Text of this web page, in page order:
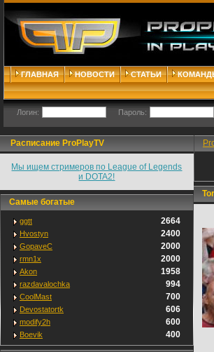
ГЛАВНАЯ НОВОСТИ СТАТЬИ
Логин: Пароль:
Расписание ProPlayTV
Мы ищем стримеров по League of Legends
и DOTA2!
Самые богатые
ggtt 2664
Hvostyn 2400
GopaveC 2000
rmn1x 2000
Akon 1958
razdavalochka 994
CoolMast 700
Devostatortk 606
modify2h 600
Boevik 400